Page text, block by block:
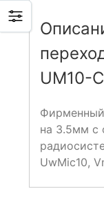
UM10-
на 3.5мм с
UwMic10,